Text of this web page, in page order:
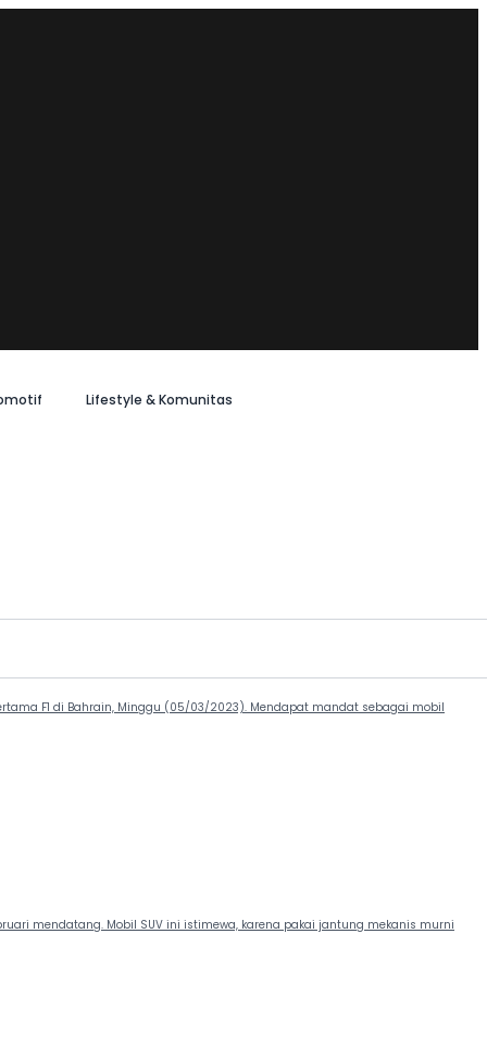
Lifestyle & Komunitas
F1 di Bahrain, Minggu (05/03/2023). Mendapat mandat sebagai mobil
mendatang. Mobil SUV ini istimewa, karena pakai jantung mekanis murni